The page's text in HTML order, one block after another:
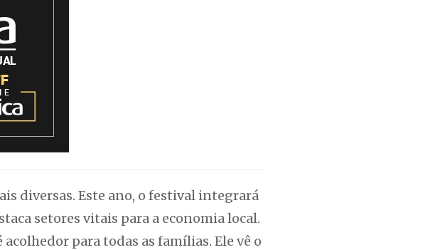
diversas. Este ano, o festival integrará
setores vitais para a economia local.
para todas as famílias. Ele vê o